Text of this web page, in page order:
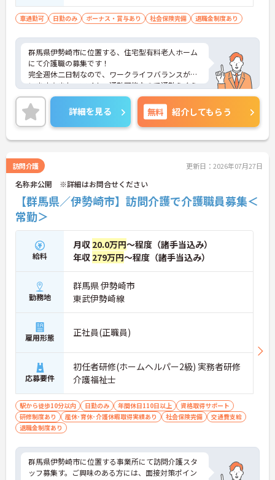
車通勤可 日勤のみ ボーナス・賞与あり 社会保険完備 退職金制度あり
群馬県伊勢崎市に位置する、住宅型有料老人ホーム
にて介護職の募集です！
完全週休二日制なので、ワークライフバランスが叶
います☆また、マイカー通勤可能なので通勤らくら
くです◎
ご興味のある方には、面接対策ポイントなど、さら
に詳細をお話しいたしますのでお気軽にご相談くだ
さい！
詳細を見る 無料 紹介してもらう
訪問介護 更新日：2026年07月27日
名称非公開 ※詳細はお問合せください
【群馬県／伊勢崎市】訪問介護で介護職員募集＜
常勤＞
給料
月収 20.0万円～程度（諸手当込み）
年収 279万円～程度（諸手当込み）
勤務地
群馬県 伊勢崎市
東武伊勢崎線
雇用形態 正社員(正職員)
応募要件
初任者研修(ホームヘルパー2級) 実務者研修
介護福祉士
駅から徒歩10分以内 日勤のみ 年間休日110日以上
資格取得サポート
研修制度あり
産休･育休･介護休暇取得実績あり 社会保険完備
交通費支給
退職金制度あり
群馬県伊勢崎市に位置する事業所にて訪問介護スタ
ッフ募集す。ご興味のある方には、面接対策ポイン